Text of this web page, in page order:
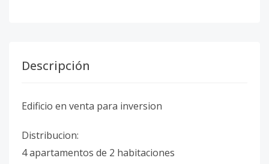
Descripción
Edificio en venta para inversion
Distribucion:
4 apartamentos de 2 habitaciones